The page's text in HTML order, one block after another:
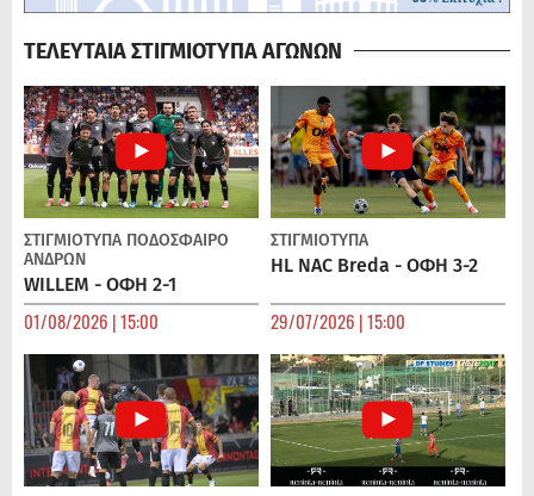
ΤΕΛΕΥΤΑΙΑ ΣΤΙΓΜΙΟΤΥΠΑ ΑΓΩΝΩΝ
ΣΤΙΓΜΙΟΤΥΠΑ ΠΟΔΌΣΦΑΙΡΟ
ΑΝΔΡΏΝ
WILLEM - ΟΦΗ 2-1
01/08/2026 | 15:00
ΣΤΙΓΜΙΟΤΥΠΑ
HL NAC Breda - ΟΦΗ 3-2
29/07/2026 | 15:00